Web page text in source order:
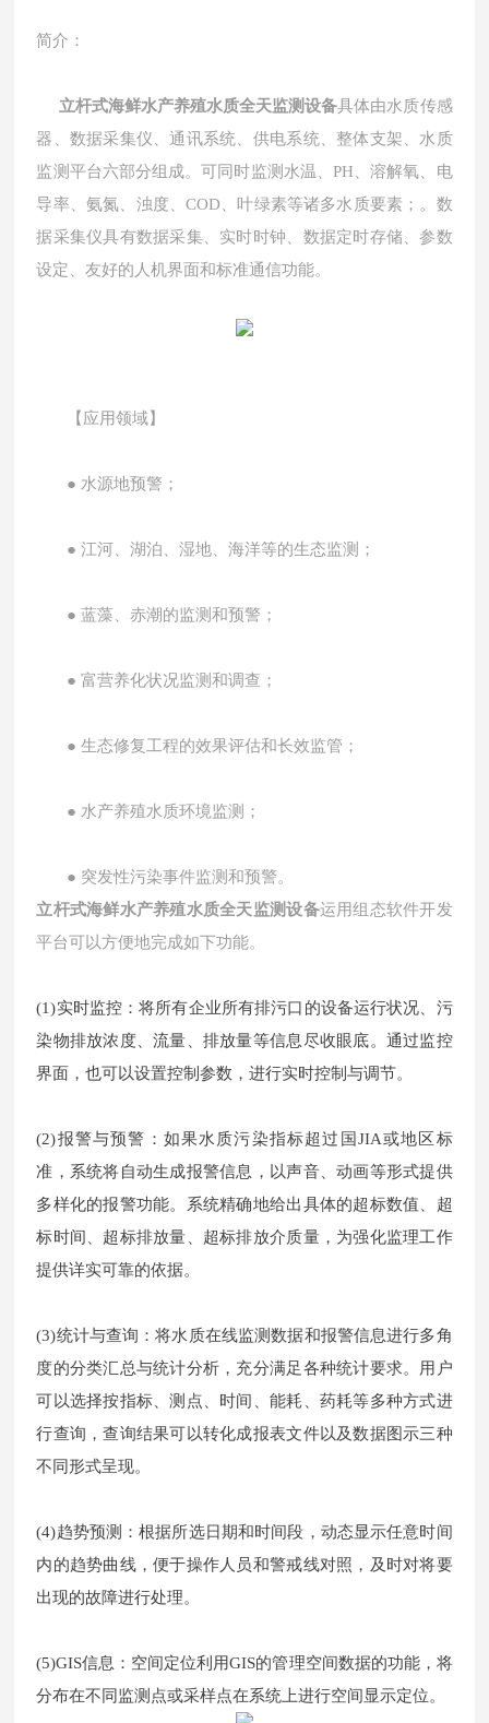
简介：
立杆式海鲜水产养殖水质全天监测设备具体由水质传感
器、数据采集仪、通讯系统、供电系统、整体支架、水质
监测平台六部分组成。可同时监测水温、PH、溶解氧、电
导率、氨氮、浊度、COD、叶绿素等诸多水质要素；。数
据采集仪具有数据采集、实时时钟、数据定时存储、参数
设定、友好的人机界面和标准通信功能。
【应用领域】
● 水源地预警；
● 江河、湖泊、湿地、海洋等的生态监测；
● 蓝藻、赤潮的监测和预警；
● 富营养化状况监测和调查；
● 生态修复工程的效果评估和长效监管；
● 水产养殖水质环境监测；
● 突发性污染事件监测和预警。
立杆式海鲜水产养殖水质全天监测设备运用组态软件开发
平台可以方便地完成如下功能。
(1)实时监控：将所有企业所有排污口的设备运行状况、污
染物排放浓度、流量、排放量等信息尽收眼底。通过监控
界面，也可以设置控制参数，进行实时控制与调节。
(2)报警与预警：如果水质污染指标超过国JIA或地区标
准，系统将自动生成报警信息，以声音、动画等形式提供
多样化的报警功能。系统精确地给出具体的超标数值、超
标时间、超标排放量、超标排放介质量，为强化监理工作
提供详实可靠的依据。
(3)统计与查询：将水质在线监测数据和报警信息进行多角
度的分类汇总与统计分析，充分满足各种统计要求。用户
可以选择按指标、测点、时间、能耗、药耗等多种方式进
行查询，查询结果可以转化成报表文件以及数据图示三种
不同形式呈现。
(4)趋势预测：根据所选日期和时间段，动态显示任意时间
内的趋势曲线，便于操作人员和警戒线对照，及时对将要
出现的故障进行处理。
(5)GIS信息：空间定位利用GIS的管理空间数据的功能，将
分布在不同监测点或采样点在系统上进行空间显示定位。